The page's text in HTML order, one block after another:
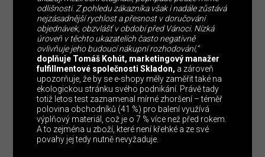
odlišnosti. Z pohledu zákazníka však i nadále zůstává
nejzásadnější rychlost a přesnost v doručování
objednávek, obzvlášť v období před Vánoci. Nízká
úroveň v těchto ukazatelích často negativně
ovlivňuje jeho budoucí nákupní rozhodování,“
doplňuje Tomáš Kohút, marketingový manažer
fulfillmentové společnosti Skladon, a zároveň
upozorňuje, že by se e-shopy měly zaměřit také na
ekologickou stránku svého podnikání. Právě tady
totiž letos test zaznamenal mírné zhoršení – téměř
polovina obchodníků (41 %) pro balení využívá
výplňový materiál, což je o 7 % více než před rokem.
A to zejména u zboží, které není křehké a ze své
povahy jej tedy nutně nevyžaduje.